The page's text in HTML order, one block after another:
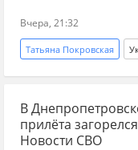
Вчера, 21:32
Татьяна Покровская
Вооруженные силы
Киев Одесса
В
прилёта
Новости СВО